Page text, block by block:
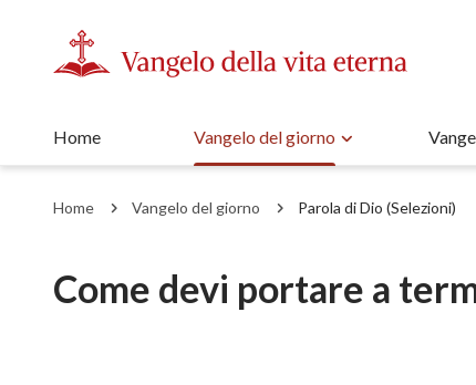
Home Vangelo del giorno
Home Vangelo del giorno Parola di Dio (Selezioni)
Come devi portare a